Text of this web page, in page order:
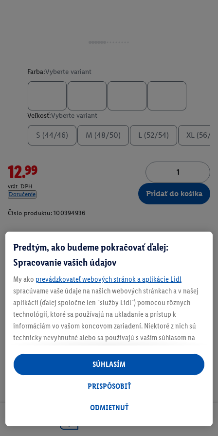
Farba:Vyberte variant
Veľkosť:Vyberte variant
S (44/46) M (48/50) L (52/54) XL (56/
12.99
vrát. DPH
Doručenie
Pridať do košíka
Číslo produktu: 100394936
Zistite svoju veľkosť
O produkte
Predtým, ako budeme pokračovať ďalej:
Spracovanie vašich údajov
My ako prevádzkovateľ webových stránok a aplikácie Lidl
spracúvame vaše údaje na našich webových stránkach a v našej
aplikácii (ďalej spoločne len "služby Lidl") pomocou rôznych
technológií, ktoré sa používajú na ukladanie a prístup k
informáciám vo vašom koncovom zariadení. Niektoré z nich sú
technicky nevyhnutné alebo sa používajú s vaším súhlasom na
personalizovanú reklamu v rámci služieb Lidl aj mimo nich. Ak
ste účastníkom programu Lidl Plus, na tieto účely sa spracúvajú
aj údaje z vášho nákupného správania v obchode.
následne si vytvoríte účet Lidl Plus alebo sa prihlásite do svojho
tiež vytvoriť špeciálny online identifikátor z e-mailovej adresy,
ODMIETNUŤ
PRISPÔSOBIŤ
SÚHLASÍM